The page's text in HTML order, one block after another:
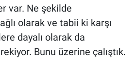
var. Ne şekilde
olarak ve tabii ki karşı
dayalı olarak da
Bunu üzerine çalıştık.